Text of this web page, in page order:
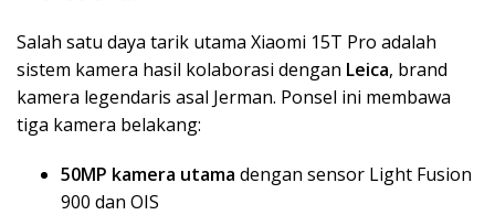
Salah satu daya tarik utama Xiaomi 15T Pro adalah
sistem kamera hasil kolaborasi dengan Leica, brand
kamera legendaris asal Jerman. Ponsel ini membawa
tiga kamera belakang:
50MP kamera utama dengan sensor Light Fusion
900 dan OIS